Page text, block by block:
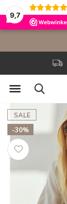
9,7
SALE
-30%